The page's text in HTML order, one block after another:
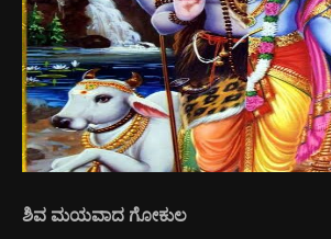
ಶಿವ ಮಯವಾದ ಗೋಕುಲ